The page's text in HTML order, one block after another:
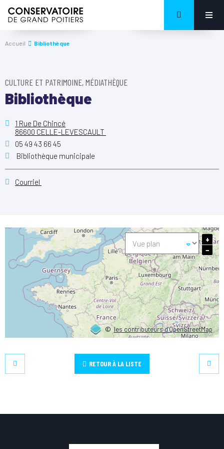
Accueil Bibliothèque
CULTURE ET PATRIMOINE, MÉDIATHÈQUE
Bibliothèque
1 Rue De Chincé
86600 CELLE-LEVESCAULT
05 49 43 66 45
Bibliothèque municipale
Courriel
©les contributeurs d’OpenStreetMap
+
−
RETOUR À LA LISTE